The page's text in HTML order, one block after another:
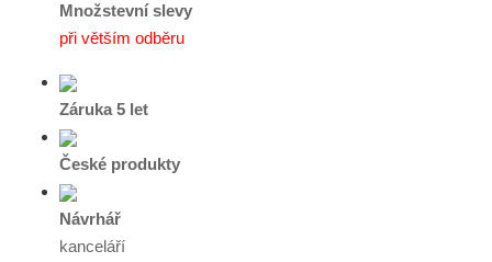
Množstevní slevy
při větším odběru
Záruka 5 let
České produkty
Návrhář
kanceláří